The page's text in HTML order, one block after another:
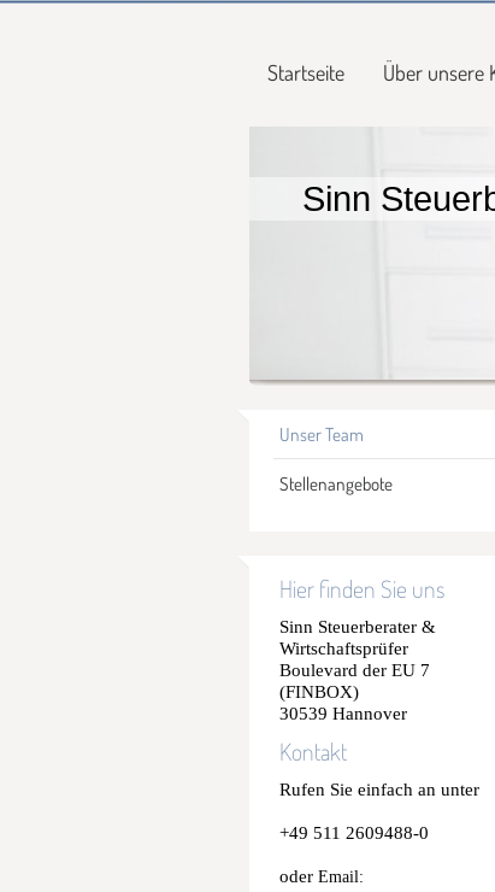
Startseite Über unsere
Sinn
Unser Team
Stellenangebote
Hier finden Sie uns
Sinn Steuerberater &
Wirtschaftsprüfer
Boulevard der EU 7
(FINBOX)
30539 Hannover
Kontakt
Rufen Sie einfach an unter
+49 511 2609488-0
oder Email: